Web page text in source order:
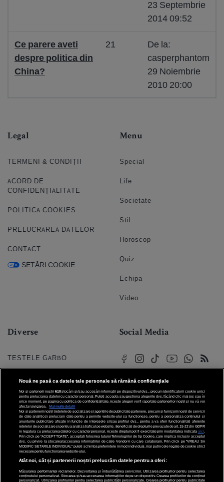
23 Septembrie
2014 09:52
Ce parere aveti
despre politica din
China?
21
De la:
casperphantom
29 Noiembrie
2010 20:00
Legal
TERMENI & CONDIȚII
ACORD DE
CONFIDENȚIALITATE
POLITICA COOKIES
PRELUCRAREA DATELOR
CONTACT
SETĂRI COOKIE
Menu
Special
Life
Societate
Stil
Horoscop
Quiz
Echipa
Video
Diverse
TESTELE GARBO
HOROSCOP
HOROSCOPUL IUBIRII
FORUMURI
TRATAMENTE NATURISTE
DICTIONARE NUME
Social Media
© 2026 Internet Corp SRL
Toate drepturile rezervate
Nouă ne pasă ca datele tale personale să rămână confidențiale
Noi și partenerii noștri 610stocăm și/sau accesăm informații pe dispozitivul dvs., precum identificatorii cookie unici
pentru prelucrarea datelor cu caracter personal. Puteți accepta sau gestiona alegerile dvs. făcând clic mai jos sau în
orice moment, pe pagina cu politica de confidențialitate. Aceste alegeri vor fi raportate partenerilor noștri și nu vă vor
afecta navigarea.
Mai multe detalii
Noi si partenerii nostri (retelele de socializare si agentiile de publicitate partenere, precum si furnizorii nostri de servicii
de date analitice) prelucram date pentru a permite website-ului sa functioneze, pentru a personaliza continutul si
anunturile publicitare afisate in functie de interesele si/sau profilul dvs., pentru a va oferi functionalitati aferente
retelelor de socializare si pentru a analiza traficul pe website. Beneficiati de drepturile prevazute de art. 15-22 din GDPR
in legatura cu prelucrarea datelor cu caracter personal. Aceste drepturi pot fi exercitate prin modalitatea indicata aici
Prin click pe “ACCEPT TOATE”, acceptati folosirea tuturor Tehnologiilor de tip Cookie, care implica inclusiv acceptul
dvs. cu privire la stocarea/accesarea informatiilor de catre Vendor-ii cu care colaboram. Prin click pe “VREAU SA
MODIFIC SETARILE INDIVIDUAL” puteti schimba preferintele in mod individual, mai putin cele legate de cookie strict
necesare pentru functionarea website-ului.
Atât noi, cât și partenerii noștri prelucrăm datele pentru a oferi:
Măsurarea performanței reclamelor. Dezvoltarea și îmbunătățirea serviciilor. Utilizarea profilurilor pentru selectarea
conținutului personalizat. Stocarea și/sau accesarea informațiilor de pe un dispozitiv. Crearea profilurilor de conținut
personalizat. Utilizarea profilurilor pentru selectarea publicității personalizate. Crearea profilurilor pentru publicitate